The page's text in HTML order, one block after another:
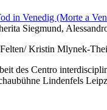
in Venedig (Morte a
Siegmund,
Kristin Mlynek-
des Centro
Lindenfels